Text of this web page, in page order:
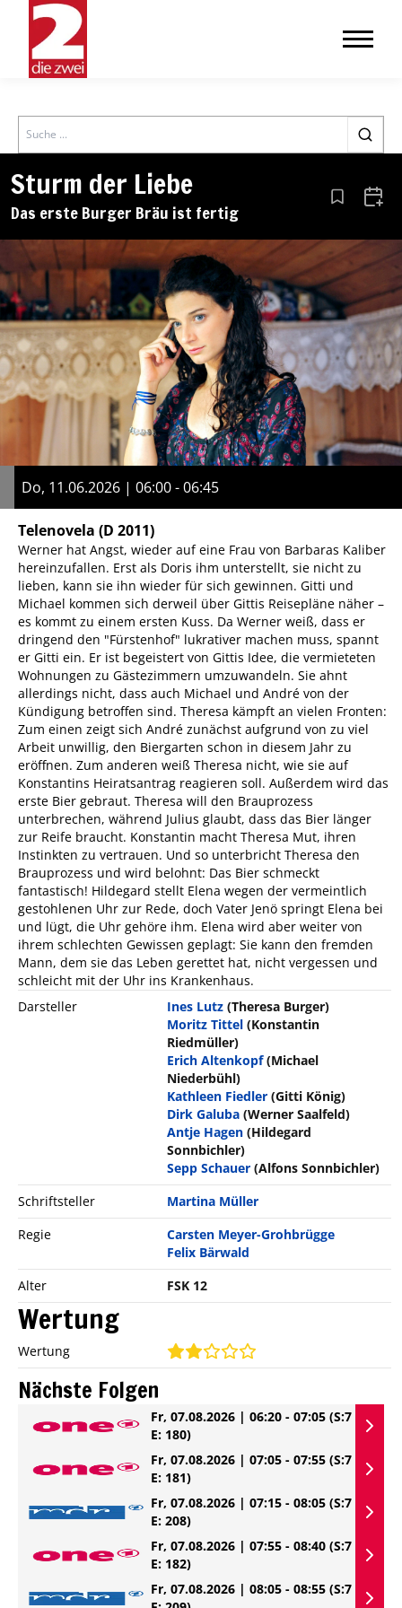
Search
Sturm der Liebe
Das erste Burger Bräu ist fertig Aus den
Do, 11.06.2026 | 06:00 - 06:45
Telenovela (D 2011)
Werner hat Angst, wieder auf eine Frau von Barbaras Kaliber
hereinzufallen. Erst als Doris ihm unterstellt, sie nicht zu
lieben, kann sie ihn wieder für sich gewinnen. Gitti und
Michael kommen sich derweil über Gittis Reisepläne näher –
es kommt zu einem ersten Kuss. Da Werner weiß, dass er
dringend den "Fürstenhof" lukrativer machen muss, spannt
er Gitti ein. Er ist begeistert von Gittis Idee, die vermieteten
Wohnungen zu Gästezimmern umzuwandeln. Sie ahnt
allerdings nicht, dass auch Michael und André von der
Kündigung betroffen sind. Theresa kämpft an vielen Fronten:
Zum einen zeigt sich André zunächst aufgrund von zu viel
Arbeit unwillig, den Biergarten schon in diesem Jahr zu
eröffnen. Zum anderen weiß Theresa nicht, wie sie auf
Konstantins Heiratsantrag reagieren soll. Außerdem wird das
erste Bier gebraut. Theresa will den Brauprozess
unterbrechen, während Julius glaubt, dass das Bier länger
zur Reife braucht. Konstantin macht Theresa Mut, ihren
Instinkten zu vertrauen. Und so unterbricht Theresa den
Brauprozess und wird belohnt: Das Bier schmeckt
fantastisch! Hildegard stellt Elena wegen der vermeintlich
gestohlenen Uhr zur Rede, doch Vater Jenö springt Elena bei
und lügt, die Uhr gehöre ihm. Elena wird aber weiter von
ihrem schlechten Gewissen geplagt: Sie kann den fremden
Mann, dem sie das Leben gerettet hat, nicht vergessen und
schleicht mit der Uhr ins Krankenhaus.
Darsteller
Ines Lutz (Theresa Burger)
Moritz Tittel (Konstantin
Riedmüller)
Erich Altenkopf (Michael
Niederbühl)
Kathleen Fiedler (Gitti König)
Dirk Galuba (Werner Saalfeld)
Antje Hagen (Hildegard
Sonnbichler)
Sepp Schauer (Alfons Sonnbichler)
Schriftsteller
Martina Müller
Regie
Carsten Meyer-Grohbrügge
Felix Bärwald
Alter
FSK 12
Wertung
Wertung
Nächste Folgen
Fr, 07.08.2026 | 06:20 - 07:05 (S:7
E: 180)
Fr, 07.08.2026 | 07:05 - 07:55 (S:7
E: 181)
Fr, 07.08.2026 | 07:15 - 08:05 (S:7
E: 208)
Fr, 07.08.2026 | 07:55 - 08:40 (S:7
E: 182)
Fr, 07.08.2026 | 08:05 - 08:55 (S:7